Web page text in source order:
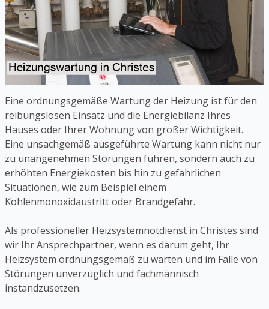
Eine ordnungsgemäße Wartung der Heizung ist für den
reibungslosen Einsatz und die Energiebilanz Ihres
Hauses oder Ihrer Wohnung von großer Wichtigkeit.
Eine unsachgemäß ausgeführte Wartung kann nicht nur
zu unangenehmen Störungen führen, sondern auch zu
erhöhten Energiekosten bis hin zu gefährlichen
Situationen, wie zum Beispiel einem
Kohlenmonoxidaustritt oder Brandgefahr.
Als professioneller Heizsystemnotdienst in Christes sind
wir Ihr Ansprechpartner, wenn es darum geht, Ihr
Heizsystem ordnungsgemäß zu warten und im Falle von
Störungen unverzüglich und fachmännisch
instandzusetzen.